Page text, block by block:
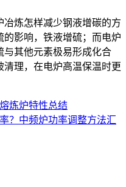
炼怎样减少钢液增碳的方
影响，铁液增硫；而电炉
与其他元素极易形成化合
理，在电炉高温保温时更
炼炉特性总结
？中频炉功率调整方法汇